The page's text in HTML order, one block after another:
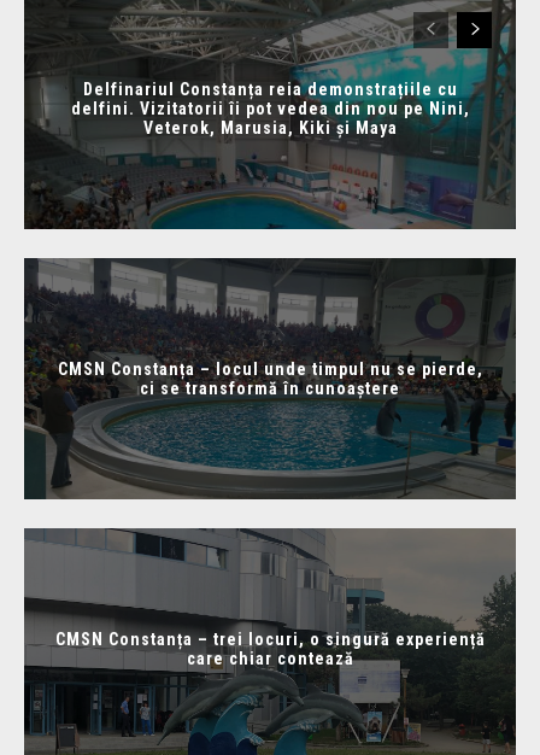
Delfinariul Constanța reia demonstrațiile cu
delfini. Vizitatorii îi pot vedea din nou pe Nini,
Veterok, Marusia, Kiki și Maya
CMSN Constanța – locul unde timpul nu se pierde,
ci se transformă în cunoaștere
CMSN Constanța – trei locuri, o singură experiență
care chiar contează